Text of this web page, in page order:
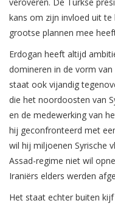
kans om zijn invloed uit te
grootse plannen mee
Erdogan heeft altijd
domineren in de vorm
staat ook vijandig
die het noordoosten van
en de medewerking van
hij geconfronteerd met
wil hij miljoenen Syrische
Assad-regime niet wil
Iraniërs elders werden
Het staat echter buiten